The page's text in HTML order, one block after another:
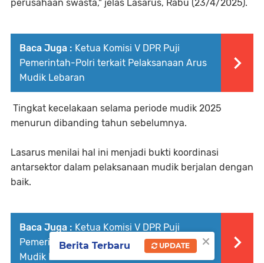
perusahaan swasta," jelas Lasarus, Rabu (23/4/2025).
Baca Juga : Ketua Komisi V DPR Puji
Pemerintah-Polri terkait Pelaksanaan Arus
Mudik Lebaran
Tingkat kecelakaan selama periode mudik 2025
menurun dibanding tahun sebelumnya.
Lasarus menilai hal ini menjadi bukti koordinasi
antarsektor dalam pelaksanaan mudik berjalan dengan
baik.
Baca Juga : Ketua Komisi V DPR Puji
Pemerintah-Polri terkait Pelaksanaan Arus
Mudik Lebaran
×
Berita Terbaru UPDATE